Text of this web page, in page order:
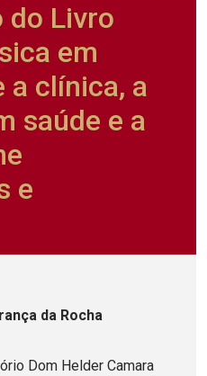
do Livro
em
a clínica, a
saúde e a
e
da Rocha
Dom Helder Camara